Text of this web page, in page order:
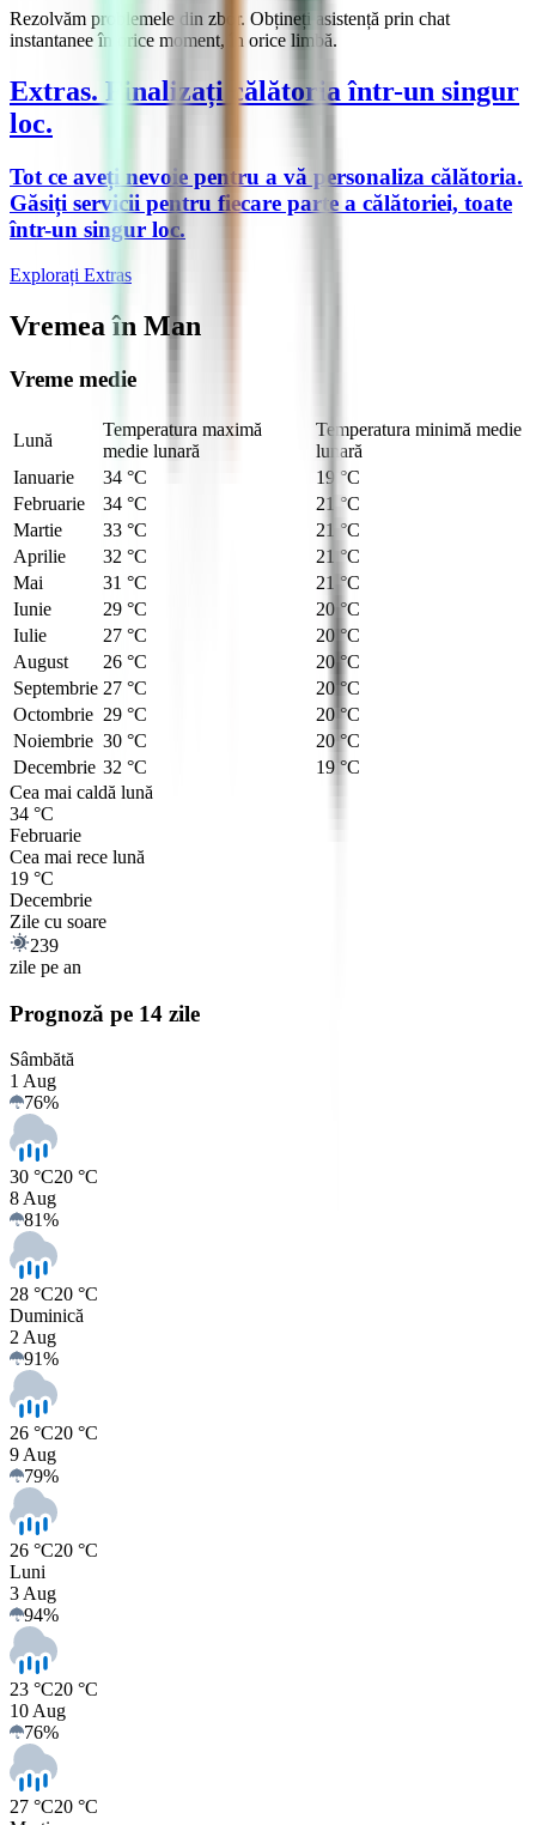
Rezolvăm problemele din zbor. Obțineți asistență prin chat
instantanee în orice moment, în orice limbă.
Extras. Finalizați călătoria într-un singur
loc.
Tot ce aveți nevoie pentru a vă personaliza călătoria.
Găsiți servicii pentru fiecare parte a călătoriei, toate
într-un singur loc.
Explorați Extras
Vremea în Man
Vreme medie
Lună
Temperatura maximă
medie lunară
Temperatura minimă medie
lunară
Ianuarie
34 °C
19 °C
Februarie
34 °C
21 °C
Martie
33 °C
21 °C
Aprilie
32 °C
21 °C
Mai
31 °C
21 °C
Iunie
29 °C
20 °C
Iulie
27 °C
20 °C
August
26 °C
20 °C
Septembrie 27 °C
20 °C
Octombrie 29 °C
20 °C
Noiembrie 30 °C
20 °C
Decembrie 32 °C
19 °C
Cea mai caldă lună
34 °C
Februarie
Cea mai rece lună
19 °C
Decembrie
Zile cu soare
239
zile pe an
Prognoză pe 14 zile
Sâmbătă
1 Aug
76%
30 °C20 °C
8 Aug
81%
28 °C20 °C
Duminică
2 Aug
91%
26 °C20 °C
9 Aug
79%
26 °C20 °C
Luni
3 Aug
94%
23 °C20 °C
10 Aug
76%
27 °C20 °C